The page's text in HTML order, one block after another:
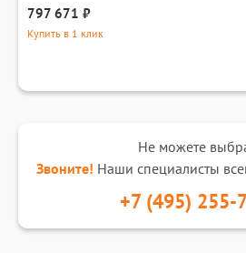
797 671 ₽
Купить в 1 клик
Не можете
Звоните! Наши специалисты
+7 (495) 255-